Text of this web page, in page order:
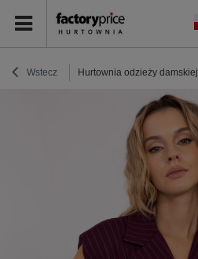
Wstecz Hurtownia odzieży damskiej